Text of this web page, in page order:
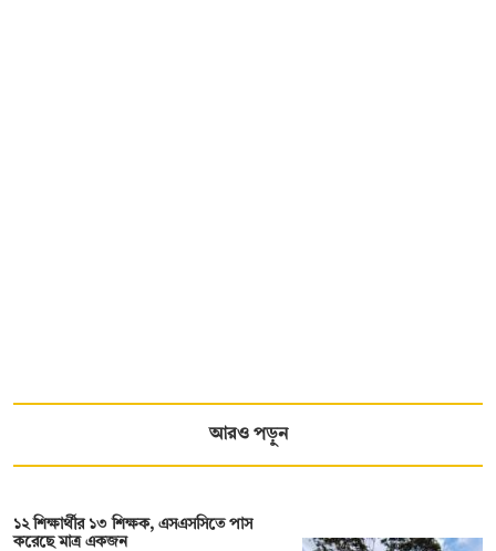
আরও পড়ুন
১২ শিক্ষার্থীর ১৩ শিক্ষক, এসএসসিতে পাস
করেছে মাত্র একজন